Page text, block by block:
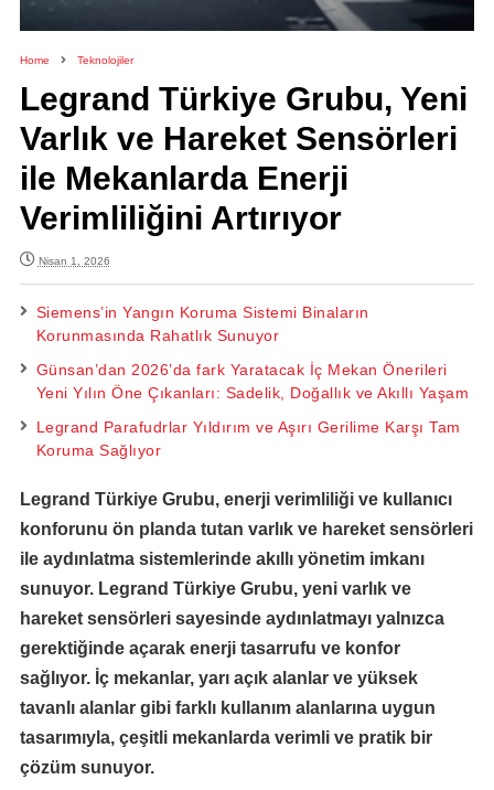
Home Teknolojiler
Legrand Türkiye Grubu, Yeni
Varlık ve Hareket Sensörleri
ile Mekanlarda Enerji
Verimliliğini Artırıyor
Nisan 1, 2026
Siemens’in Yangın Koruma Sistemi Binaların
Korunmasında Rahatlık Sunuyor
Günsan’dan 2026’da fark Yaratacak İç Mekan Önerileri
Yeni Yılın Öne Çıkanları: Sadelik, Doğallık ve Akıllı Yaşam
Legrand Parafudrlar Yıldırım ve Aşırı Gerilime Karşı Tam
Koruma Sağlıyor
Legrand Türkiye Grubu, enerji verimliliği ve kullanıcı
konforunu ön planda tutan varlık ve hareket sensörleri
ile aydınlatma sistemlerinde akıllı yönetim imkanı
sunuyor. Legrand Türkiye Grubu, yeni varlık ve
hareket sensörleri sayesinde aydınlatmayı yalnızca
gerektiğinde açarak enerji tasarrufu ve konfor
sağlıyor. İç mekanlar, yarı açık alanlar ve yüksek
tavanlı alanlar gibi farklı kullanım alanlarına uygun
tasarımıyla, çeşitli mekanlarda verimli ve pratik bir
çözüm sunuyor.